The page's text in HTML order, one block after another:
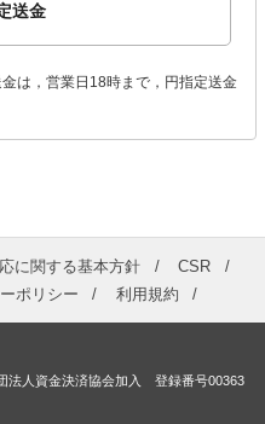
送金
は，営業日18時まで，円指定送金
に関する基本方針
CSR
ポリシー 利用規約
人資金決済協会加入 登録番号00363